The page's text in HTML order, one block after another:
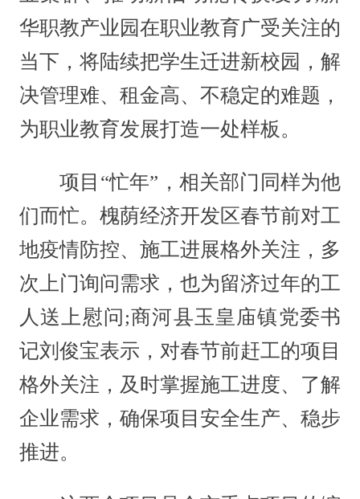
华职教产业园在职业教育广受关注的
当下，将陆续把学生迁进新校园，解
决管理难、租金高、不稳定的难题，
为职业教育发展打造一处样板。
项目“忙年”，相关部门同样为他
们而忙。槐荫经济开发区春节前对工
地疫情防控、施工进展格外关注，多
次上门询问需求，也为留济过年的工
人送上慰问;商河县玉皇庙镇党委书
记刘俊宝表示，对春节前赶工的项目
格外关注，及时掌握施工进度、了解
企业需求，确保项目安全生产、稳步
推进。